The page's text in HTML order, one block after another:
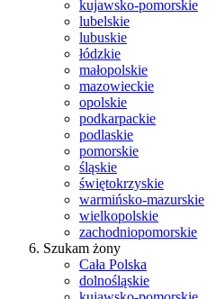
kujawsko-pomorskie
lubelskie
lubuskie
łódzkie
małopolskie
mazowieckie
opolskie
podkarpackie
podlaskie
pomorskie
śląskie
świętokrzyskie
warmińsko-mazurskie
wielkopolskie
zachodniopomorskie
Szukam żony
Cała Polska
dolnośląskie